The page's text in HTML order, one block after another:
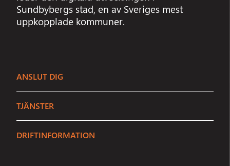
Sundbybergs stad, en av Sveriges mest
uppkopplade kommuner.
ANSLUT DIG
TJÄNSTER
DRIFTINFORMATION